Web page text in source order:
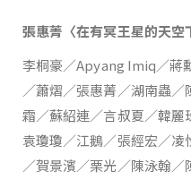
張惠菁〈在有冥王星的天空
李桐豪／Apyang Imiq／蔣
／蕭熠／張惠菁／湖南蟲
霜／蘇紹連／言叔夏／韓
袁瓊瓊／江鵝／張經宏／
／賀景濱／栗光／陳泳翰